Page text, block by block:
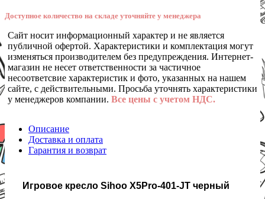
Доступное количество на складе уточняйте у менеджера
Сайт носит информационный характер и не является
публичной офертой. Характеристики и комплектация могут
изменяться производителем без предупреждения. Интернет-
магазин не несет ответственности за частичное
несоответсвие характеристик и фото, указанных на нашем
сайте, с действительными. Просьба уточнять характеристики
у менеджеров компании. Все цены с учетом НДС.
Описание
Доставка и оплата
Гарантия и возврат
Игровое кресло Sihoo X5Pro-401-JT черный